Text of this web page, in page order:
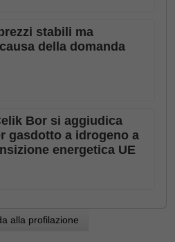
stabili ma
della domanda
Bor si aggiudica
gasdotto a idrogeno a
energetica UE
alla profilazione